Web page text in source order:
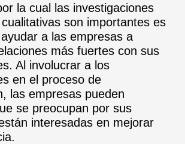
la cual las investigaciones
son importantes es
a las empresas a
más fuertes con sus
Al involucrar a los
en el proceso de
las empresas pueden
se preocupan por sus
interesadas en mejorar